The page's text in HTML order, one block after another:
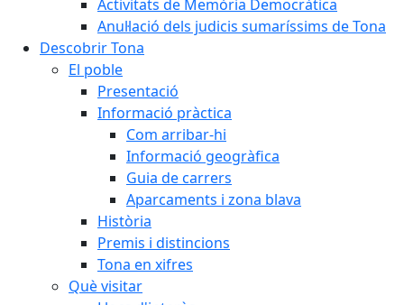
Activitats de Memòria Democràtica
Anul·lació dels judicis sumaríssims de Tona
Descobrir Tona
El poble
Presentació
Informació pràctica
Com arribar-hi
Informació geogràfica
Guia de carrers
Aparcaments i zona blava
Història
Premis i distincions
Tona en xifres
Què visitar